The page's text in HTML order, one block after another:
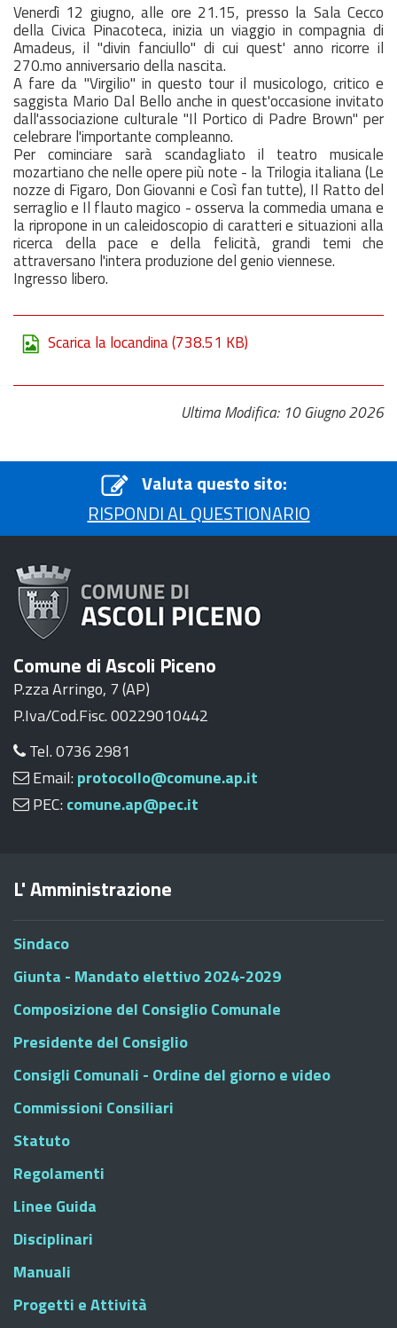
Venerdì 12 giugno, alle ore 21.15, presso la Sala Cecco
della Civica Pinacoteca, inizia un viaggio in compagnia di
Amadeus, il "divin fanciullo" di cui quest' anno ricorre il
270.mo anniversario della nascita.
A fare da "Virgilio" in questo tour il musicologo, critico e
saggista Mario Dal Bello anche in quest'occasione invitato
dall'associazione culturale "Il Portico di Padre Brown" per
celebrare l'importante compleanno.
Per cominciare sarà scandagliato il teatro musicale
mozartiano che nelle opere più note - la Trilogia italiana (Le
nozze di Figaro, Don Giovanni e Così fan tutte), Il Ratto del
serraglio e Il flauto magico - osserva la commedia umana e
la ripropone in un caleidoscopio di caratteri e situazioni alla
ricerca della pace e della felicità, grandi temi che
attraversano l'intera produzione del genio viennese.
Ingresso libero.
Scarica la locandina(738.51 KB)
Ultima Modifica: 10 Giugno 2026
Valuta questo sito:
RISPONDI AL QUESTIONARIO
Comune di Ascoli Piceno
P.zza Arringo, 7 (AP)
P.Iva/Cod.Fisc. 00229010442
Tel. 0736 2981
Email: protocollo@comune.ap.it
PEC: comune.ap@pec.it
L' Amministrazione
Sindaco
Giunta - Mandato elettivo 2024-2029
Composizione del Consiglio Comunale
Presidente del Consiglio
Consigli Comunali - Ordine del giorno e video
Commissioni Consiliari
Statuto
Regolamenti
Linee Guida
Disciplinari
Manuali
Progetti e Attività